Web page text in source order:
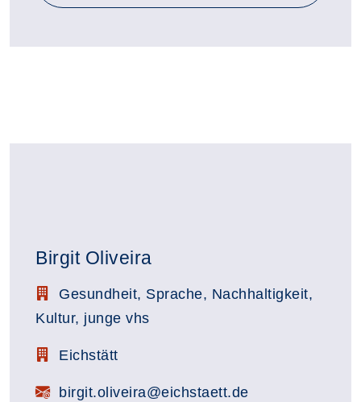
Birgit Oliveira
Stellenbezeichnung:
Gesundheit, Sprache, Nachhaltigkeit,
Kultur, junge vhs
Zimmerbezeichnung:
Eichstätt
E-Mail:birgit.oliveira@eichstaett.de